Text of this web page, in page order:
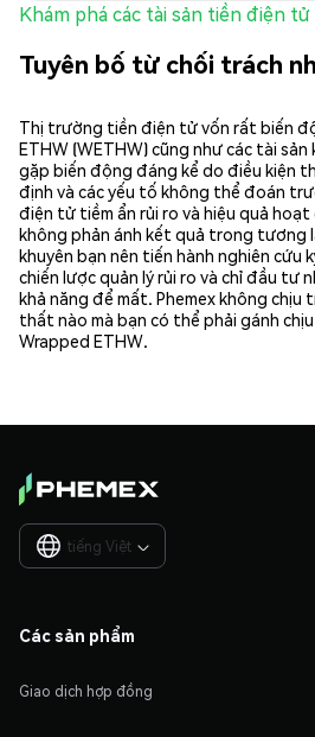
Khám phá các tài sản tiền điện tử
Tuyên bố từ chối trách
Thị trường tiền điện tử vốn rất biến
ETHW (WETHW) cũng như các tài
gặp biến động đáng kể do điều kiện
định và các yếu tố không thể đoán
điện tử tiềm ẩn rủi ro và hiệu quả
không phản ánh kết quả trong tương
khuyên bạn nên tiến hành nghiên cứu
chiến lược quản lý rủi ro và chỉ đầu tư
khả năng để mất. Phemex không chịu
thất nào mà bạn có thể phải gánh
Wrapped ETHW.
tiếng Việt 
Các sản phẩm
Giao dịch hợp đồng